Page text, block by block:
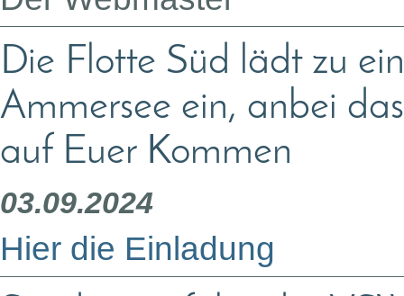
Die Flotte Süd lädt zu
Ammersee ein, anbei
auf Euer Kommen
03.09.2024
Hier die Einladung